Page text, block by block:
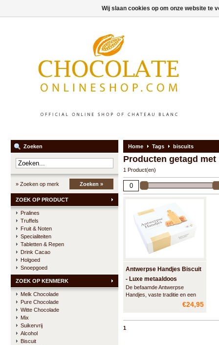
Zoeken
» Zoeken op merk Zoeken »
ZOEK OP PRODUCT
Pralines
Truffels
Fruit & Noten
Specialiteiten
Tabletten & Repen
Drink Cacao
Holgoed
Snoepgoed
ZOEK OP KENMERK
Melk Chocolade
Pure Chocolade
Witte Chocolade
Mix
Suikervrij
Alcohol
Biscuit
Home Tags biscuits
Producten getagd
1 Product(en)
Antwerpse Handjes Biscuit
- Luxe metaaldoos
De befaamde Antwerpse
Handjes, vaste traditie en een
Antwerps kwaliteitsproduct. Dit
een hand.
€24,95
1
Wij slaan cookies op om onze website te